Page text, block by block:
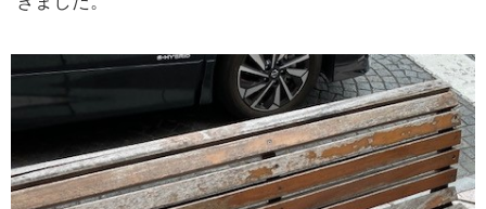
LPガスのこと
LPガス料金
石油・SSのこと